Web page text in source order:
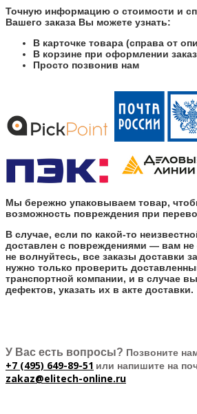
Точную информацию о стоимости и
Вашего заказа Вы можете узнать:
В карточке товара (справа от
В корзине при оформлении
Просто позвонив нам
Мы бережно упаковываем товар,
возможность повреждения при
В случае, если по какой-то
доставлен с повреждениями — вам не
не волнуйтесь, все заказы доставки
нужно только проверить
транспортной компании, и в случае
дефектов, указать их в акте доставки.
У Вас есть вопросы? Позвоните
+7 (495) 649-89-51 или напишите на
zakaz@elitech-online.ru